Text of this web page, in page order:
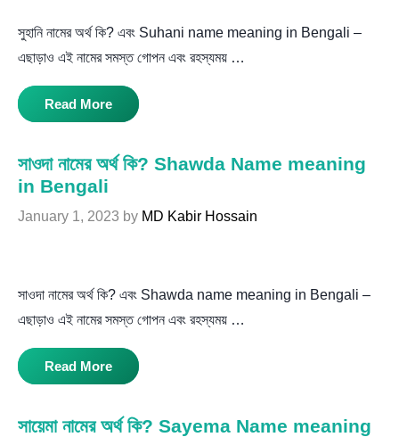
সুহানি নামের অর্থ কি? এবং Suhani name meaning in Bengali –
এছাড়াও এই নামের সমস্ত গোপন এবং রহস্যময় …
Read More
সাওদা নামের অর্থ কি? Shawda Name meaning
in Bengali
January 1, 2023 by MD Kabir Hossain
সাওদা নামের অর্থ কি? এবং Shawda name meaning in Bengali –
এছাড়াও এই নামের সমস্ত গোপন এবং রহস্যময় …
Read More
সায়েমা নামের অর্থ কি? Sayema Name meaning